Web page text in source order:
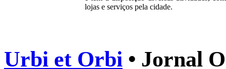
lojas e serviços pela cidade.
Urbi et Orbi • Jornal